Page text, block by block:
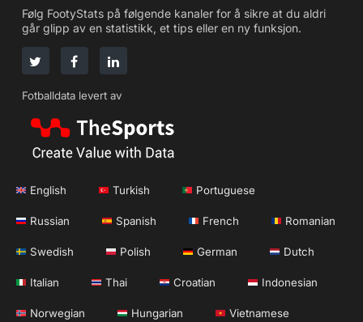
Følg FootyStats på følgende kanaler for å sikre at du aldri
går glipp av en statistikk, et tips eller en ny funksjon.
Fotballdata levert av
English Turkish Portuguese
Russian Spanish French Romanian
Swedish Polish German Dutch
Italian Thai Croatian Indonesian
Norwegian Hungarian Vietnamese